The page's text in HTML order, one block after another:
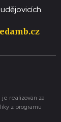
je realizován za
z programu